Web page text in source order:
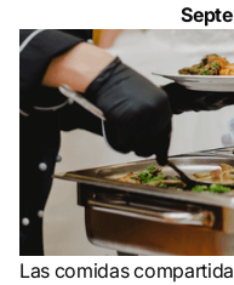
Las comidas